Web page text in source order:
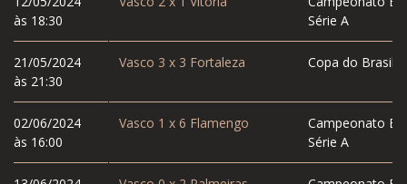
às 18:30
21/05/2024
às 21:30
02/06/2024
às 16:00
Série A
Vasco 3 x 3 Fortaleza Copa do Brasil
Vasco 1 x 6 Flamengo
Campeonato
Série A